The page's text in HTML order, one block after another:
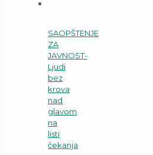
SAOPŠTENJE
ZA
JAVNOST-
Ljudi
bez
krova
nad
glavom
na
listi
čekanja